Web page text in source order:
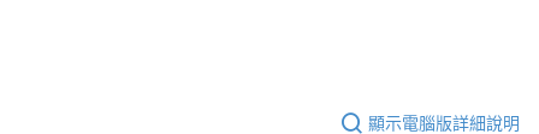
顯示電腦版詳細說明